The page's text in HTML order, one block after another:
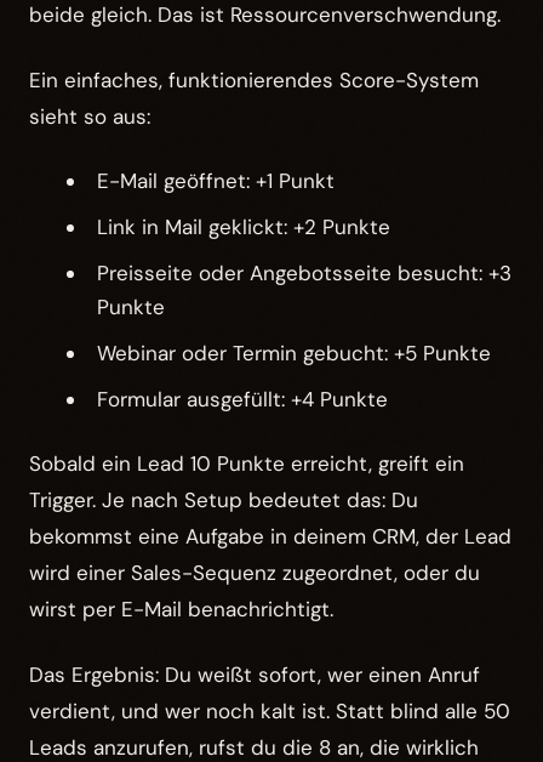
beide gleich. Das ist Ressourcenverschwendung.
Ein einfaches, funktionierendes Score-System
sieht so aus:
E-Mail geöffnet: +1 Punkt
Link in Mail geklickt: +2 Punkte
Preisseite oder Angebotsseite besucht: +3
Punkte
Webinar oder Termin gebucht: +5 Punkte
Formular ausgefüllt: +4 Punkte
Sobald ein Lead 10 Punkte erreicht, greift ein
Trigger. Je nach Setup bedeutet das: Du
bekommst eine Aufgabe in deinem CRM, der Lead
wird einer Sales-Sequenz zugeordnet, oder du
wirst per E-Mail benachrichtigt.
Das Ergebnis: Du weißt sofort, wer einen Anruf
verdient, und wer noch kalt ist. Statt blind alle 50
Leads anzurufen, rufst du die 8 an, die wirklich